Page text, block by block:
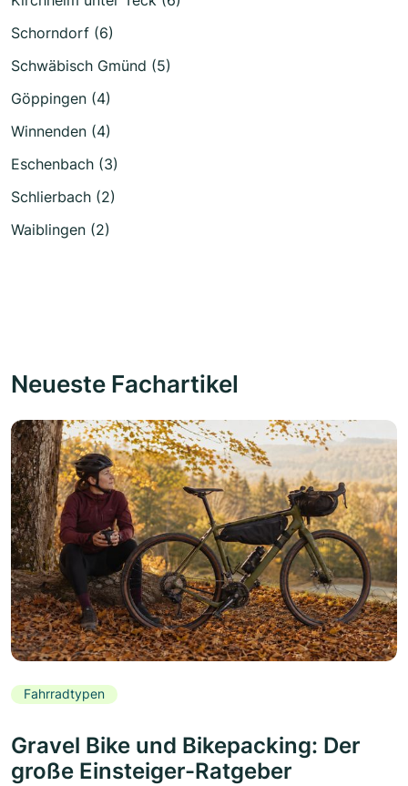
Schorndorf (6)
Schwäbisch Gmünd (5)
Göppingen (4)
Winnenden (4)
Eschenbach (3)
Schlierbach (2)
Waiblingen (2)
Neueste Fachartikel
Fahrradtypen
Gravel Bike und Bikepacking: Der
große Einsteiger-Ratgeber